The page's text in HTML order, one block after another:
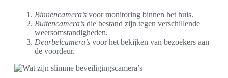
Binnencamera’s voor monitoring binnen het huis.
Buitencamera’s die bestand zijn tegen verschillende
weersomstandigheden.
Deurbelcamera’s voor het bekijken van bezoekers aan
de voordeur.